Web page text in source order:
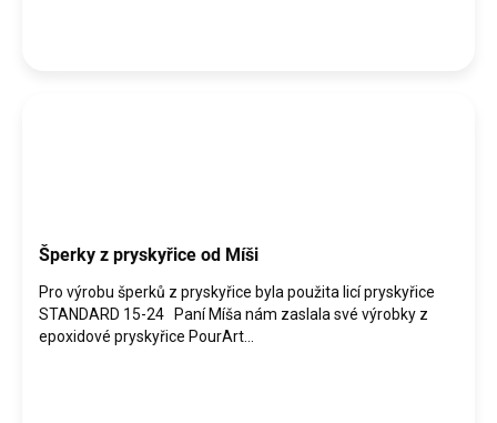
Šperky z pryskyřice od Míši
Pro výrobu šperků z pryskyřice byla použita licí pryskyřice
STANDARD 15-24 Paní Míša nám zaslala své výrobky z
epoxidové pryskyřice PourArt...